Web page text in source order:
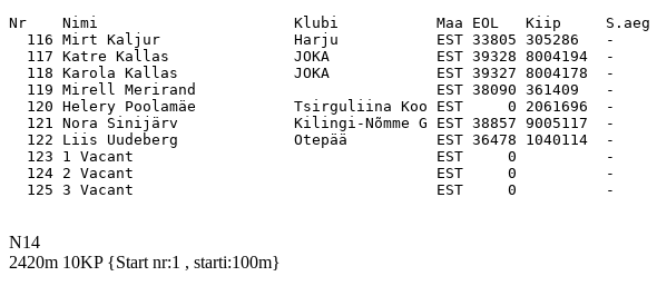
Nr    Nimi                      Klubi           Maa EOL   Kiip
116 Mirt Kaljur               Harju           EST 33805 305286
117 Katre Kallas              JOKA            EST 39328 8004194
118 Karola Kallas             JOKA            EST 39327 8004178
119 Mirell Merirand                           EST 38090 361409
120 Helery Poolamäe           Tsirguliina Koo EST     0 2061696
121 Nora Sinijärv             Kilingi-Nõmme G EST 38857 9005117
122 Liis Uudeberg             Otepää          EST 36478 1040114
123 1 Vacant                                  EST     0
124 2 Vacant                                  EST     0
N14
2420m 10KP {Start nr:1 , starti:100m}